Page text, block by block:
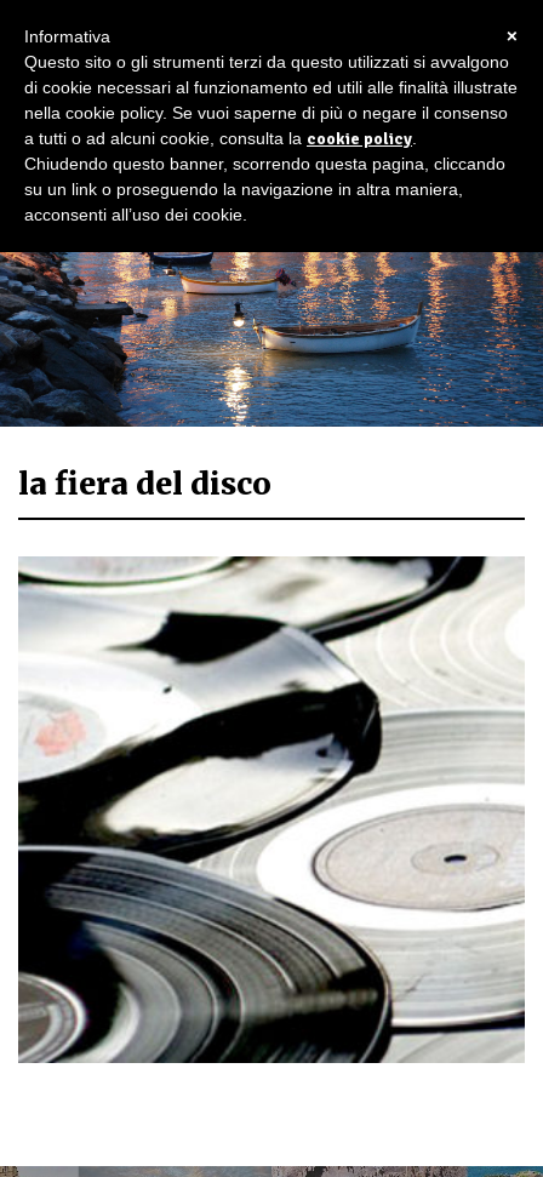
la fiera del disco
×
Informativa
Questo sito o gli strumenti terzi da questo utilizzati si avvalgono
di cookie necessari al funzionamento ed utili alle finalità illustrate
nella cookie policy. Se vuoi saperne di più o negare il consenso
a tutti o ad alcuni cookie, consulta la cookie policy
Chiudendo questo banner, scorrendo questa pagina, cliccando
su un link o proseguendo la navigazione in altra maniera,
acconsenti all’uso dei cookie.